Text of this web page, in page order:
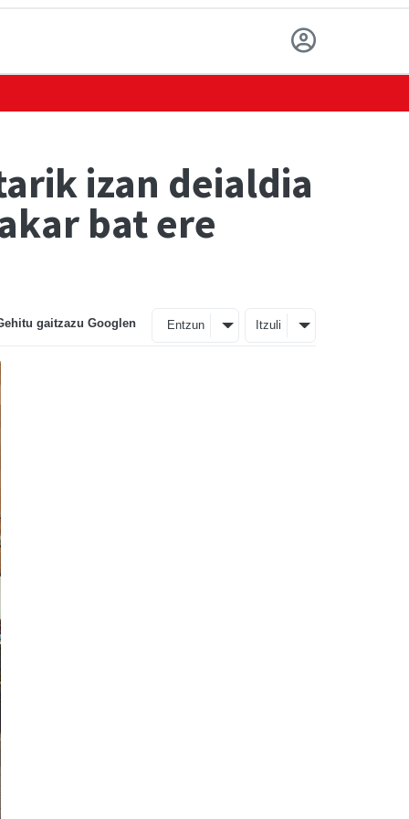
izan deialdia
bat ere
gaitzazu Googlen Entzun Itzuli